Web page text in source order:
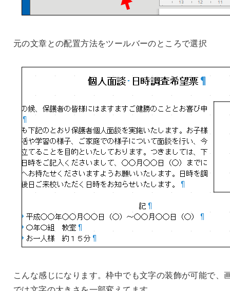
元の文章との配置方法をツールバーのところで選択
こんな感じになります。枠中でも文字の装飾が可能で、